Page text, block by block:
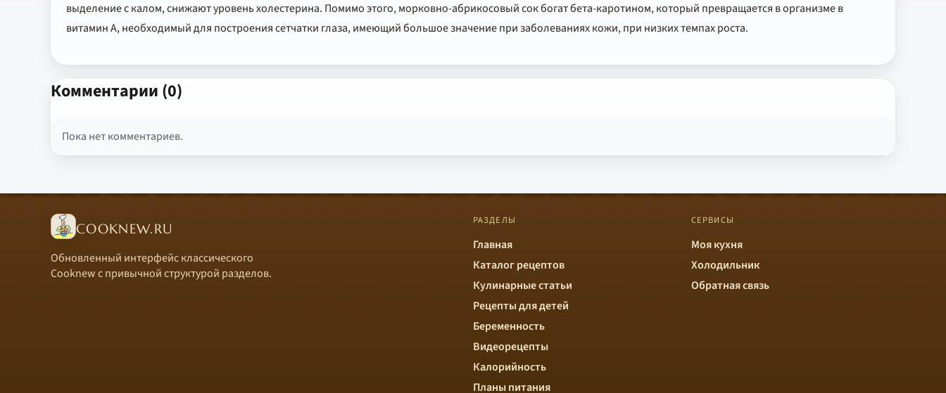
выделение с калом, снижают уровень холестерина. Помимо этого, морковно-абрикосовый сок богат бета-каротином, который превращается в организме в
витамин А, необходимый для построения сетчатки глаза, имеющий большое значение при заболеваниях кожи, при низких темпах роста.
Комментарии (0)
Пока нет комментариев.
COOKNEW.RU
Обновленный интерфейс классического
Cooknew с привычной структурой разделов.
РАЗДЕЛЫ
Главная
Каталог рецептов
Кулинарные статьи
Рецепты для детей
Беременность
Видеорецепты
Калорийность
Планы питания
СЕРВИСЫ
Моя кухня
Холодильник
Обратная связь